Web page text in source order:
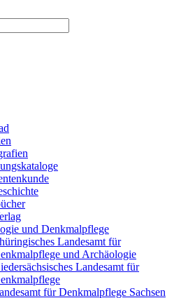
und Denkmalpflege
Landesamt für
und Archäologie
Landesamt für
für Denkmalpflege Sachsen